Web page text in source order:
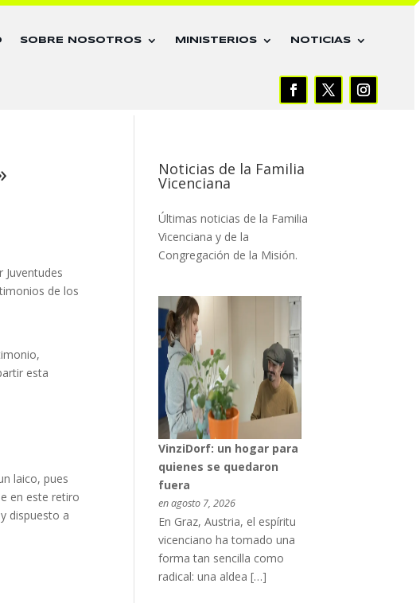
SOBRE NOSOTROS MINISTERIOS NOTICIAS
de los
esta
laico, pues
en este retiro
dispuesto a
Noticias de la Familia
Vicenciana
Últimas noticias de la Familia
Vicenciana y de la
Congregación de la Misión.
VinziDorf: un hogar para
quienes se quedaron
fuera
en agosto 7, 2026
En Graz, Austria, el espíritu
vicenciano ha tomado una
forma tan sencilla como
radical: una aldea […]